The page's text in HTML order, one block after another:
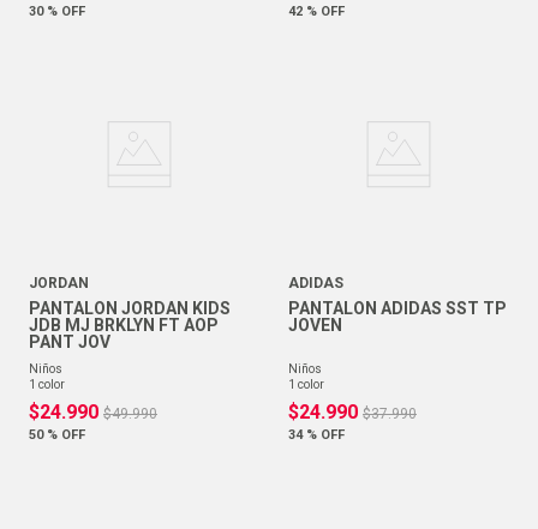
30 % OFF 42 % OFF
JORDAN
PANTALON JORDAN KIDS
JDB MJ BRKLYN FT AOP
PANT JOV
niños
1 color
$24.990 $49.990
50 % OFF
ADIDAS
PANTALON ADIDAS SST TP
JOVEN
niños
1 color
$24.990 $37.990
34 % OFF